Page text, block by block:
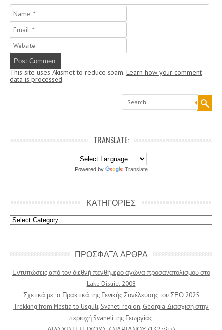
This site uses Akismet to reduce spam. Learn how your comment
data is processed.
Search
TRANSLATE:
Powered by Translate
ΚΑΤΗΓΟΡΙΕΣ
Κατηγοριες
ΠΡΟΣΦΑΤΑ ΑΡΘΡΑ
Εντυπώσεις από τον διεθνή πενθήμερο αγώνα προσανατολισμού στο
Lake District 2008
Σχετικά με τα Πρακτικά της Γενικής Συνέλευσης του ΣΕΟ 2025
Trekking from Mestia to Usguli, Svaneti region, Georgia. Διάσχιση στην
περιοχή Svaneti της Γεωργίας.